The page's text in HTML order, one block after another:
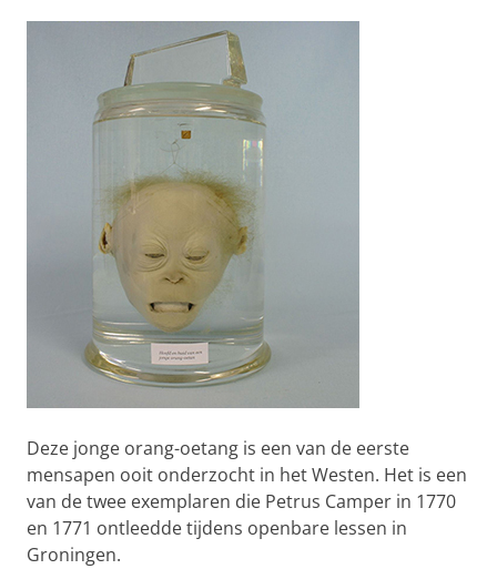
Deze jonge orang-oetang is een van de eerste
mensapen ooit onderzocht in het Westen. Het is een
van de twee exemplaren die Petrus Camper in 1770
en 1771 ontleedde tijdens openbare lessen in
Groningen.